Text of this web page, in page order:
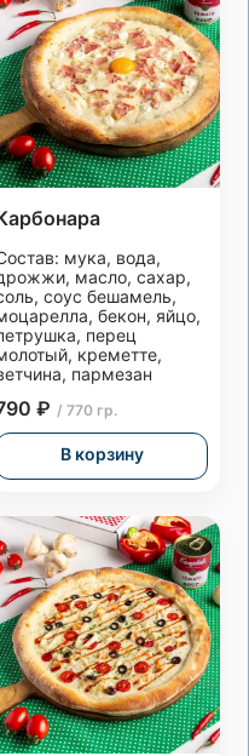
мука, вода,
масло, сахар,
соус бешамель,
бекон, яйцо,
перец
креметте,
пармезан
₽ / 770 гр.
В корзину